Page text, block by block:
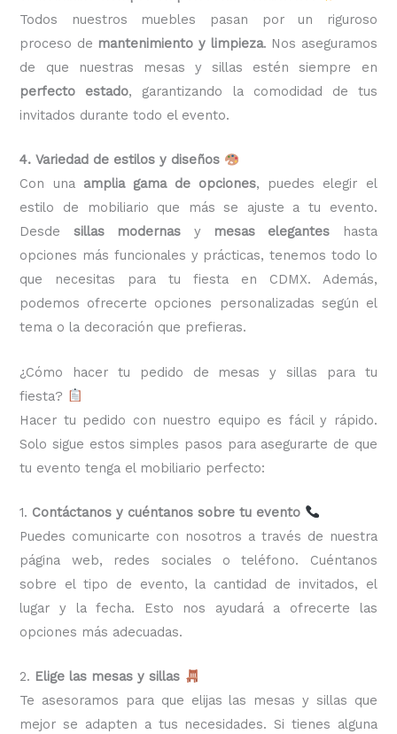
Todos nuestros muebles pasan por un riguroso
proceso de mantenimiento y limpieza. Nos aseguramos
de que nuestras mesas y sillas estén siempre en
perfecto estado, garantizando la comodidad de tus
invitados durante todo el evento.
4. Variedad de estilos y diseños
Con una amplia gama de opciones, puedes elegir el
estilo de mobiliario que más se ajuste a tu evento.
Desde sillas modernas y mesas elegantes hasta
opciones más funcionales y prácticas, tenemos todo lo
que necesitas para tu fiesta en CDMX. Además,
podemos ofrecerte opciones personalizadas según el
tema o la decoración que prefieras.
¿Cómo hacer tu pedido de mesas y sillas para tu
fiesta?
Hacer tu pedido con nuestro equipo es fácil y rápido.
Solo sigue estos simples pasos para asegurarte de que
tu evento tenga el mobiliario perfecto:
1. Contáctanos y cuéntanos sobre tu evento
Puedes comunicarte con nosotros a través de nuestra
página web, redes sociales o teléfono. Cuéntanos
sobre el tipo de evento, la cantidad de invitados, el
lugar y la fecha. Esto nos ayudará a ofrecerte las
opciones más adecuadas.
2. Elige las mesas y sillas
Te asesoramos para que elijas las mesas y sillas que
mejor se adapten a tus necesidades. Si tienes alguna